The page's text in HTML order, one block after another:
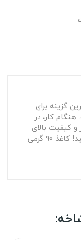
گزینه برای
کار، در
و کیفیت بالای
آن به شما رغب نوشتن را خواهد بخشید! کاغذ 90 گرمی